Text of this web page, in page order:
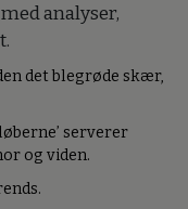
analyser,
det blegrøde skær,
serverer
og viden.